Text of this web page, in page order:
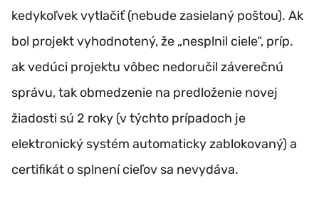
kedykoľvek vytlačiť (nebude zasielaný poštou). Ak
bol projekt vyhodnotený, že „nesplnil ciele“, príp.
ak vedúci projektu vôbec nedoručil záverečnú
správu, tak obmedzenie na predloženie novej
žiadosti sú 2 roky (v týchto prípadoch je
elektronický systém automaticky zablokovaný) a
certifikát o splnení cieľov sa nevydáva.